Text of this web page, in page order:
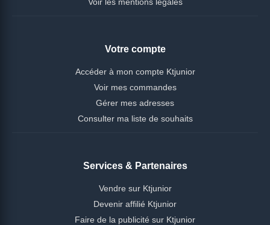
Votre compte
Accéder à mon compte Ktjunior
Voir mes commandes
Gérer mes adresses
Consulter ma liste de souhaits
Services & Partenaires
Vendre sur Ktjunior
Devenir affilié Ktjunior
Faire de la publicité sur Ktjunior